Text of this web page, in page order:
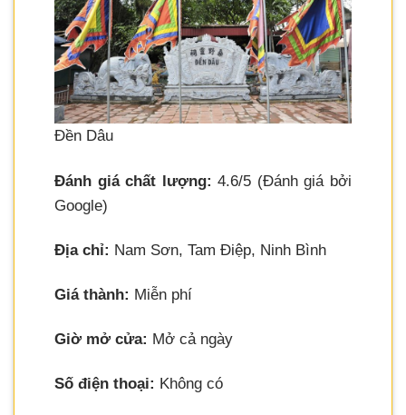
Đền Dâu
Đánh giá chất lượng: 4.6/5 (Đánh giá bởi
Google)
Địa chỉ: Nam Sơn, Tam Điệp, Ninh Bình
Giá thành: Miễn phí
Giờ mở cửa: Mở cả ngày
Số điện thoại: Không có